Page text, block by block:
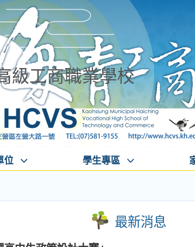
級工商職業學校
位 學生專區
最新消息